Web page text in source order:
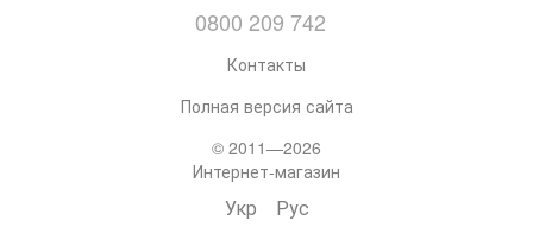
0800 209 742
Контакты
Полная версия сайта
© 2011—2026
Интернет-магазин
Укр Рус